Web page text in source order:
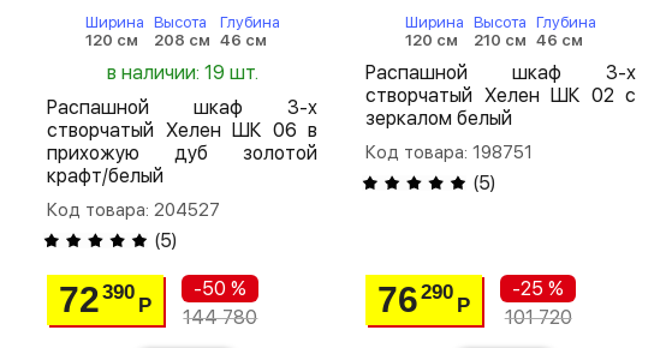
Ширина
120 см
Высота
208 см
Глубина
46 см
в наличии: 19 шт.
Распашной шкаф 3-х
створчатый Хелен ШК 06 в
прихожую дуб золотой
крафт/белый
Код товара: 204527
(5)
72390
Р
-50 %
144 780
Ширина
120 см
Высота
210 см
Глубина
46 см
Распашной шкаф 3-х
створчатый Хелен ШК 02 с
зеркалом белый
Код товара: 198751
(5)
76290
Р
-25 %
101 720